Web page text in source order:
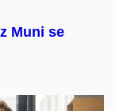
Muni se